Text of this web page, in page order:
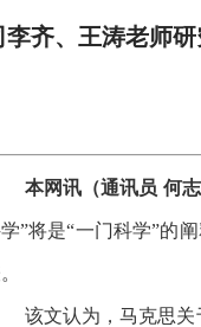
李齐、王涛老师
本网讯（通讯员 何
”将是“一门科学”的
该文认为，马克思